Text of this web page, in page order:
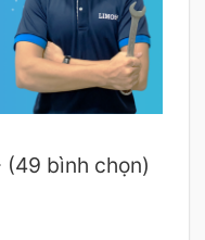
bình chọn)